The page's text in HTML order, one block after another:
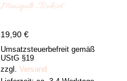
Miniquilt „Tischset“
19,90 €
Umsatzsteuerbefreit gemäß
UStG §19
zzgl. Versand